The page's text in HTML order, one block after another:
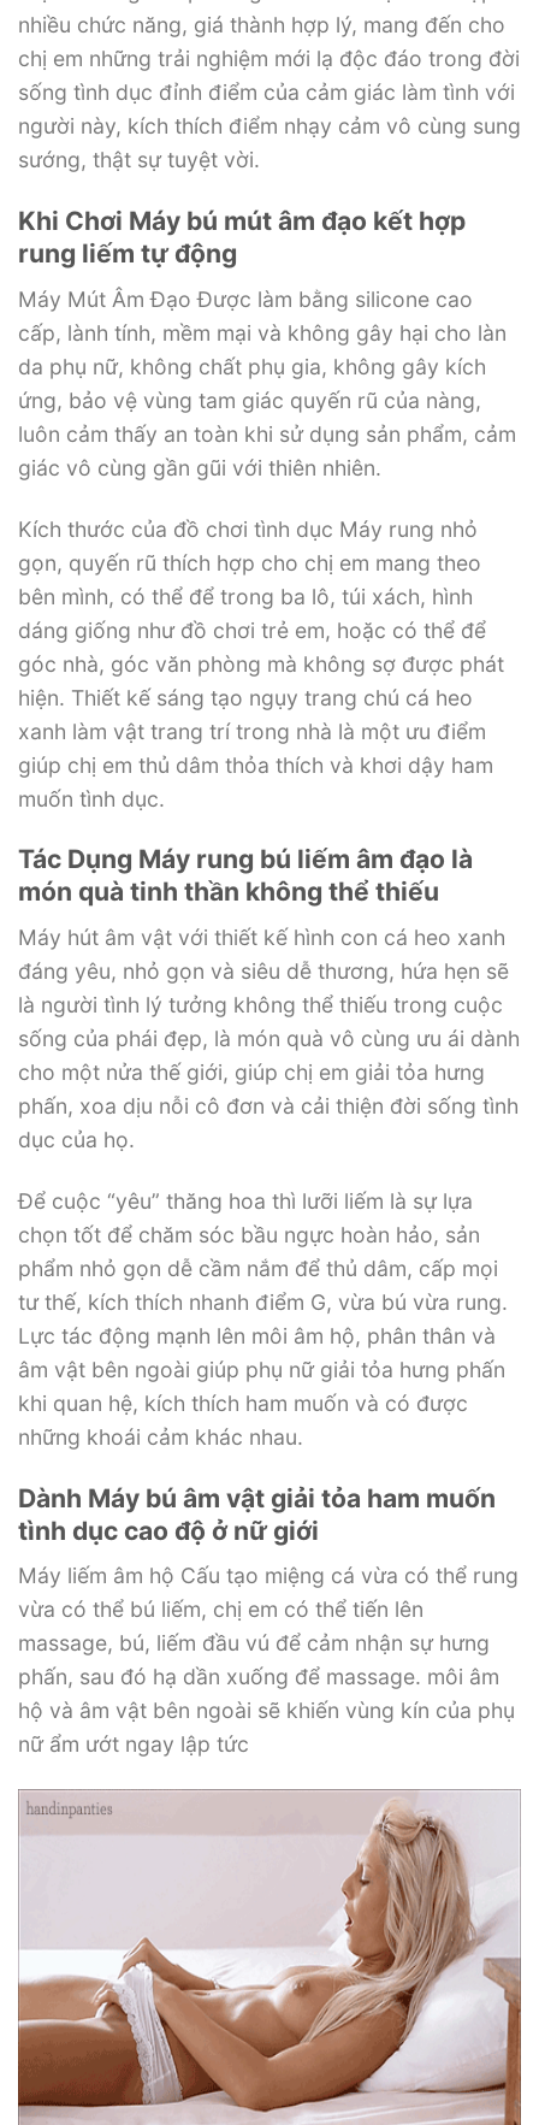
nhiều chức năng, giá thành hợp lý, mang đến cho
chị em những trải nghiệm mới lạ độc đáo trong đời
sống tình dục đỉnh điểm của cảm giác làm tình với
người này, kích thích điểm nhạy cảm vô cùng sung
sướng, thật sự tuyệt vời.
Khi Chơi Máy bú mút âm đạo kết hợp
rung liếm tự động
Máy Mút Âm Đạo Được làm bằng silicone cao
cấp, lành tính, mềm mại và không gây hại cho làn
da phụ nữ, không chất phụ gia, không gây kích
ứng, bảo vệ vùng tam giác quyến rũ của nàng,
luôn cảm thấy an toàn khi sử dụng sản phẩm, cảm
giác vô cùng gần gũi với thiên nhiên.
Kích thước của đồ chơi tình dục Máy rung nhỏ
gọn, quyến rũ thích hợp cho chị em mang theo
bên mình, có thể để trong ba lô, túi xách, hình
dáng giống như đồ chơi trẻ em, hoặc có thể để
góc nhà, góc văn phòng mà không sợ được phát
hiện. Thiết kế sáng tạo ngụy trang chú cá heo
xanh làm vật trang trí trong nhà là một ưu điểm
giúp chị em thủ dâm thỏa thích và khơi dậy ham
muốn tình dục.
Tác Dụng Máy rung bú liếm âm đạo là
món quà tinh thần không thể thiếu
Máy hút âm vật với thiết kế hình con cá heo xanh
đáng yêu, nhỏ gọn và siêu dễ thương, hứa hẹn sẽ
là người tình lý tưởng không thể thiếu trong cuộc
sống của phái đẹp, là món quà vô cùng ưu ái dành
cho một nửa thế giới, giúp chị em giải tỏa hưng
phấn, xoa dịu nỗi cô đơn và cải thiện đời sống tình
dục của họ.
Để cuộc “yêu” thăng hoa thì lưỡi liếm là sự lựa
chọn tốt để chăm sóc bầu ngực hoàn hảo, sản
phẩm nhỏ gọn dễ cầm nắm để thủ dâm, cấp mọi
tư thế, kích thích nhanh điểm G, vừa bú vừa rung.
Lực tác động mạnh lên môi âm hộ, phân thân và
âm vật bên ngoài giúp phụ nữ giải tỏa hưng phấn
khi quan hệ, kích thích ham muốn và có được
những khoái cảm khác nhau.
Dành Máy bú âm vật giải tỏa ham muốn
tình dục cao độ ở nữ giới
Máy liếm âm hộ Cấu tạo miệng cá vừa có thể rung
vừa có thể bú liếm, chị em có thể tiến lên
massage, bú, liếm đầu vú để cảm nhận sự hưng
phấn, sau đó hạ dần xuống để massage. môi âm
hộ và âm vật bên ngoài sẽ khiến vùng kín của phụ
nữ ẩm ướt ngay lập tức